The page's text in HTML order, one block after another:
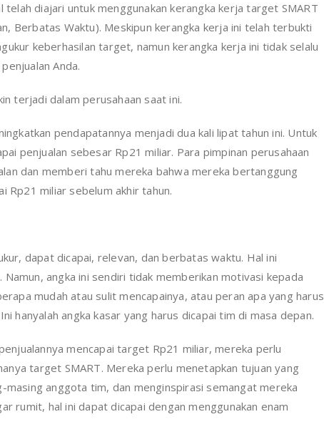
diajari untuk menggunakan kerangka kerja target SMART
Berbatas Waktu). Meskipun kerangka kerja ini telah terbukti
keberhasilan target, namun kerangka kerja ini tidak selalu
Anda.
terjadi dalam perusahaan saat ini.
pendapatannya menjadi dua kali lipat tahun ini. Untuk
penjualan sebesar Rp21 miliar. Para pimpinan perusahaan
dan memberi tahu mereka bahwa mereka bertanggung
Rp21 miliar sebelum akhir tahun.
dapat dicapai, relevan, dan berbatas waktu. Hal ini
angka ini sendiri tidak memberikan motivasi kepada
mudah atau sulit mencapainya, atau peran apa yang harus
hanyalah angka kasar yang harus dicapai tim di masa depan.
mencapai target Rp21 miliar, mereka perlu
target SMART. Mereka perlu menetapkan tujuan yang
masing anggota tim, dan menginspirasi semangat mereka
rumit, hal ini dapat dicapai dengan menggunakan enam